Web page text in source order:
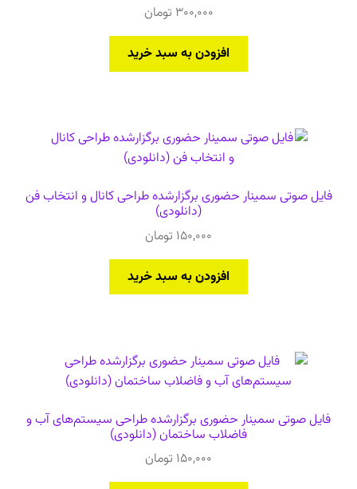
300,000 تومان
افزودن به سبد خرید
فایل صوتی سمینار حضوری برگزارشده طراحی کانال و انتخاب فن
(دانلودی)
150,000 تومان
افزودن به سبد خرید
فایل صوتی سمینار حضوری برگزارشده طراحی سیستم‌های آب و
فاضلاب ساختمان (دانلودی)
150,000 تومان